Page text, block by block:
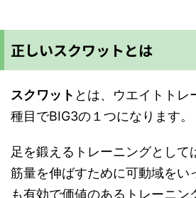
正しいスクワットとは
スクワット とは、ウエイトトレ
種目でBIG3の１つになります。
足を鍛えるトレーニングとして
筋量を伸ばすために可動域をい
も有効で価値のあるトレーニン